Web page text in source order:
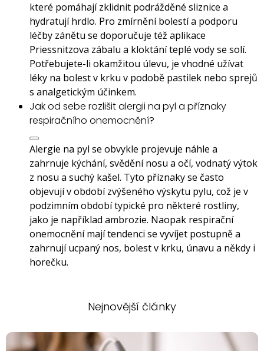
které pomáhají zklidnit podrážděné sliznice a
hydratují hrdlo. Pro zmírnění bolestí a podporu
léčby zánětu se doporučuje též aplikace
Priessnitzova zábalu a kloktání teplé vody se solí.
Potřebujete-li okamžitou úlevu, je vhodné užívat
léky na bolest v krku v podobě pastilek nebo sprejů
s analgetickým účinkem.
Jak od sebe rozlišit alergii na pyl a příznaky
respiračního onemocnění?
Alergie na pyl se obvykle projevuje náhle a
zahrnuje kýchání, svědění nosu a očí, vodnatý výtok
z nosu a suchý kašel. Tyto příznaky se často
objevují v období zvýšeného výskytu pylu, což je v
podzimním období typické pro některé rostliny,
jako je například ambrozie. Naopak respirační
onemocnění mají tendenci se vyvíjet postupně a
zahrnují ucpaný nos, bolest v krku, únavu a někdy i
horečku.
Nejnovější články